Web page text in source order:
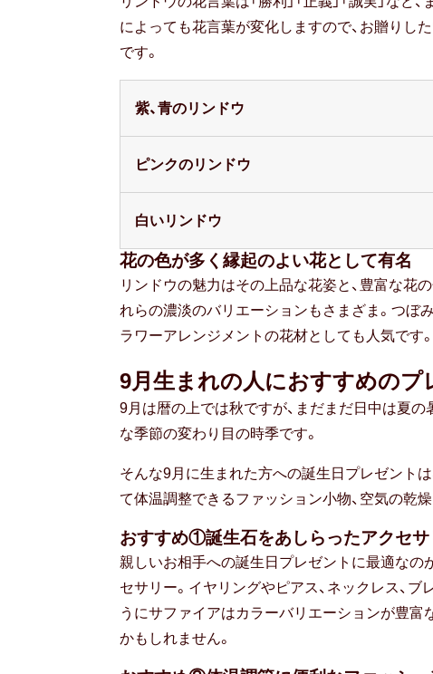
によっても花言葉が変化しますので、お贈りし
です。
紫、青のリンドウ
ピンクのリンドウ
白いリンドウ
花の色が多く縁起のよい花として有名
リンドウの魅力はその上品な花姿と、豊富な花の
れらの濃淡のバリエーションもさまざま。つぼ
ラワーアレンジメントの花材としても人気です。
9月生まれの人におすすめのプ
9月は暦の上では秋ですが、まだまだ日中は夏
な季節の変わり目の時季です。
そんな9月に生まれた方への誕生日プレゼントは
て体温調整できるファッション小物、空気の乾
おすすめ①誕生石をあしらったアクセサ
親しいお相手への誕生日プレゼントに最適なの
セサリー。イヤリングやピアス、ネックレス、
うにサファイアはカラーバリエーションが豊富
かもしれません。